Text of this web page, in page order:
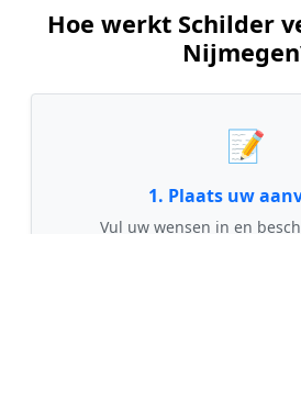
Hoe werkt Schilder
📝
1. Plaats uw
Vul uw wensen in en